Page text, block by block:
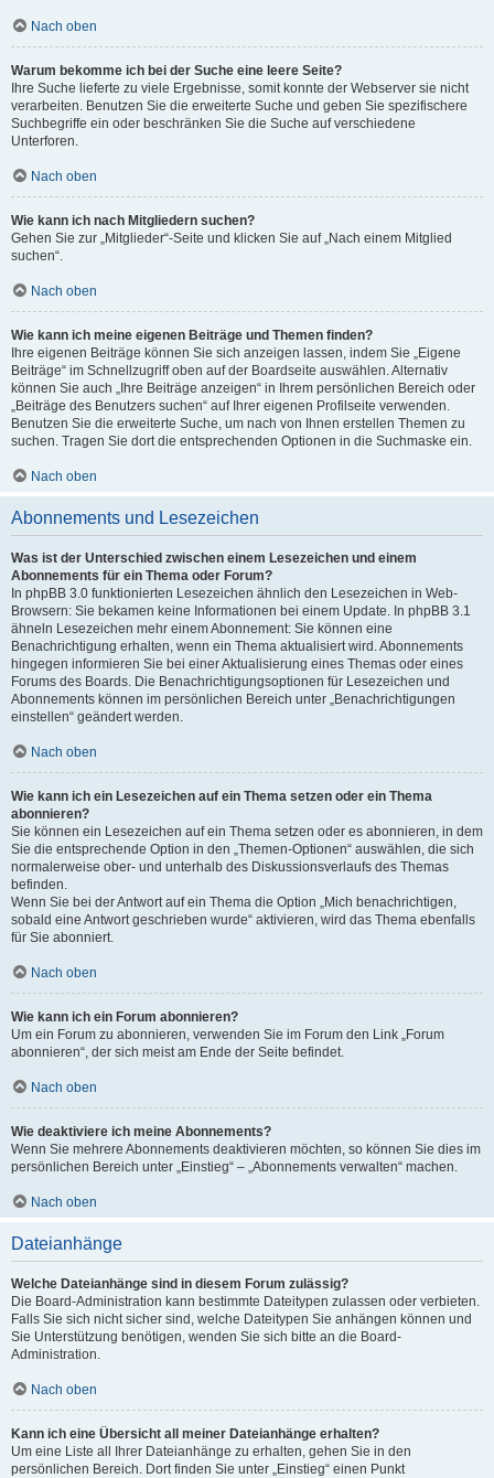
Nach oben
Warum bekomme ich bei der Suche eine leere Seite?
Ihre Suche lieferte zu viele Ergebnisse, somit konnte der Webserver sie nicht
verarbeiten. Benutzen Sie die erweiterte Suche und geben Sie spezifischere
Suchbegriffe ein oder beschränken Sie die Suche auf verschiedene
Unterforen.
Nach oben
Wie kann ich nach Mitgliedern suchen?
Gehen Sie zur „Mitglieder“-Seite und klicken Sie auf „Nach einem Mitglied
suchen“.
Nach oben
Wie kann ich meine eigenen Beiträge und Themen finden?
Ihre eigenen Beiträge können Sie sich anzeigen lassen, indem Sie „Eigene
Beiträge“ im Schnellzugriff oben auf der Boardseite auswählen. Alternativ
können Sie auch „Ihre Beiträge anzeigen“ in Ihrem persönlichen Bereich oder
„Beiträge des Benutzers suchen“ auf Ihrer eigenen Profilseite verwenden.
Benutzen Sie die erweiterte Suche, um nach von Ihnen erstellen Themen zu
suchen. Tragen Sie dort die entsprechenden Optionen in die Suchmaske ein.
Nach oben
Abonnements und Lesezeichen
Was ist der Unterschied zwischen einem Lesezeichen und einem
Abonnements für ein Thema oder Forum?
In phpBB 3.0 funktionierten Lesezeichen ähnlich den Lesezeichen in Web-
Browsern: Sie bekamen keine Informationen bei einem Update. In phpBB 3.1
ähneln Lesezeichen mehr einem Abonnement: Sie können eine
Benachrichtigung erhalten, wenn ein Thema aktualisiert wird. Abonnements
hingegen informieren Sie bei einer Aktualisierung eines Themas oder eines
Forums des Boards. Die Benachrichtigungsoptionen für Lesezeichen und
Abonnements können im persönlichen Bereich unter „Benachrichtigungen
einstellen“ geändert werden.
Nach oben
Wie kann ich ein Lesezeichen auf ein Thema setzen oder ein Thema
abonnieren?
Sie können ein Lesezeichen auf ein Thema setzen oder es abonnieren, in dem
Sie die entsprechende Option in den „Themen-Optionen“ auswählen, die sich
normalerweise ober- und unterhalb des Diskussionsverlaufs des Themas
befinden.
Wenn Sie bei der Antwort auf ein Thema die Option „Mich benachrichtigen,
sobald eine Antwort geschrieben wurde“ aktivieren, wird das Thema ebenfalls
für Sie abonniert.
Nach oben
Wie kann ich ein Forum abonnieren?
Um ein Forum zu abonnieren, verwenden Sie im Forum den Link „Forum
abonnieren“, der sich meist am Ende der Seite befindet.
Nach oben
Wie deaktiviere ich meine Abonnements?
Wenn Sie mehrere Abonnements deaktivieren möchten, so können Sie dies im
persönlichen Bereich unter „Einstieg“ – „Abonnements verwalten“ machen.
Nach oben
Dateianhänge
Welche Dateianhänge sind in diesem Forum zulässig?
Die Board-Administration kann bestimmte Dateitypen zulassen oder verbieten.
Falls Sie sich nicht sicher sind, welche Dateitypen Sie anhängen können und
Sie Unterstützung benötigen, wenden Sie sich bitte an die Board-
Administration.
Nach oben
Kann ich eine Übersicht all meiner Dateianhänge erhalten?
Um eine Liste all Ihrer Dateianhänge zu erhalten, gehen Sie in den
persönlichen Bereich. Dort finden Sie unter „Einstieg“ einen Punkt